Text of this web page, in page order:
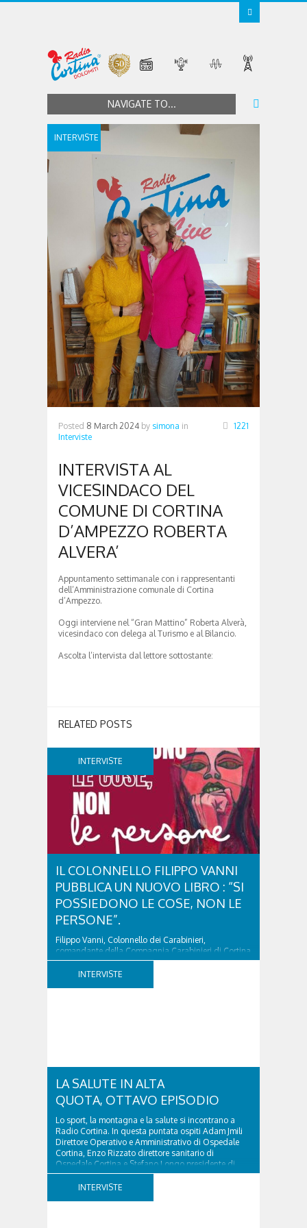
NAVIGATE TO...
INTERVISTE
Posted 8 March 2024 by simona in
Interviste
1221
INTERVISTA AL
VICESINDACO DEL
COMUNE DI CORTINA
D’AMPEZZO ROBERTA
ALVERA’
Appuntamento settimanale con i rappresentanti
dell’Amministrazione comunale di Cortina
d’Ampezzo.
Oggi interviene nel “Gran Mattino” Roberta Alverà,
vicesindaco con delega al Turismo e al Bilancio.
Ascolta l’intervista dal lettore sottostante:
RELATED POSTS
INTERVISTE
IL COLONNELLO FILIPPO VANNI
PUBBLICA UN NUOVO LIBRO : “SI
POSSIEDONO LE COSE, NON LE
PERSONE”.
Filippo Vanni, Colonnello dei Carabinieri,
comandante della Compagnia Carabinieri di Cortina
d’Ampezzo sino al 2010, esperto di legislazione
nazionale ed europea, è l’ideatore del progetto di
INTERVISTE
LA SALUTE IN ALTA
QUOTA, OTTAVO EPISODIO
Lo sport, la montagna e la salute si incontrano a
Radio Cortina. In questa puntata ospiti Adam Jmili
Direttore Operativo e Amministrativo di Ospedale
Cortina, Enzo Rizzato direttore sanitario di
Ospedale Cortina e Stefano Longo presidente di
Fondazione Cortina. GVM Care & Research –...
INTERVISTE